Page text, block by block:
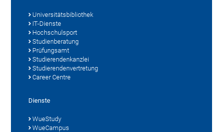
Universitätsbibliothek
IT-Dienste
Hochschulsport
Studienberatung
Prüfungsamt
Studierendenkanzlei
Studierendenvertretung
Career Centre
Dienste
WueStudy
WueCampus